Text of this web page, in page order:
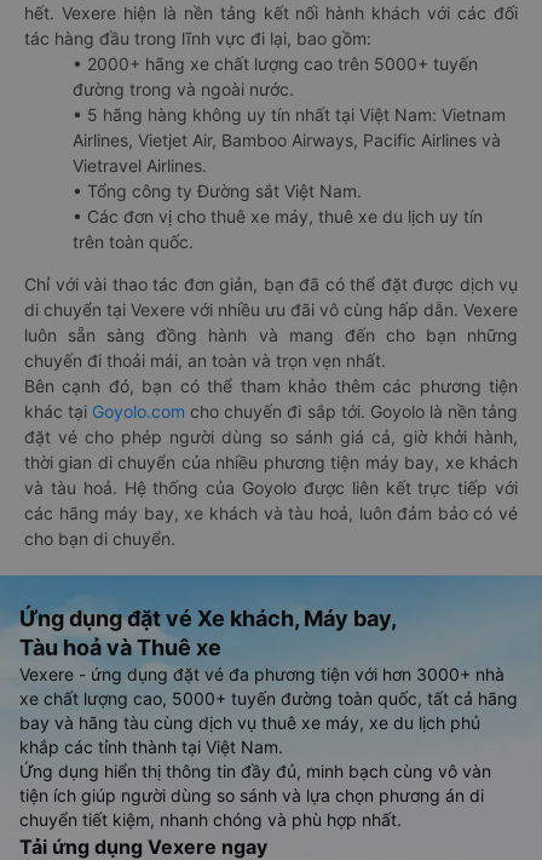
hết. Vexere hiện là nền tảng kết nối hành khách với các đối
tác hàng đầu trong lĩnh vực đi lại, bao gồm:
• 2000+ hãng xe chất lượng cao trên 5000+ tuyến
đường trong và ngoài nước.
• 5 hãng hàng không uy tín nhất tại Việt Nam: Vietnam
Airlines, Vietjet Air, Bamboo Airways, Pacific Airlines và
Vietravel Airlines.
• Tổng công ty Đường sắt Việt Nam.
• Các đơn vị cho thuê xe máy, thuê xe du lịch uy tín
trên toàn quốc.
Chỉ với vài thao tác đơn giản, bạn đã có thể đặt được dịch vụ
di chuyển tại Vexere với nhiều ưu đãi vô cùng hấp dẫn. Vexere
luôn sẵn sàng đồng hành và mang đến cho bạn những
chuyến đi thoải mái, an toàn và trọn vẹn nhất.
Bên cạnh đó, bạn có thể tham khảo thêm các phương tiện
khác tại Goyolo.com cho chuyến đi sắp tới. Goyolo là nền tảng
đặt vé cho phép người dùng so sánh giá cả, giờ khởi hành,
thời gian di chuyển của nhiều phương tiện máy bay, xe khách
và tàu hoả. Hệ thống của Goyolo được liên kết trực tiếp với
các hãng máy bay, xe khách và tàu hoả, luôn đảm bảo có vé
cho bạn di chuyển.
Ứng dụng đặt vé Xe khách, Máy bay,
Tàu hoả và Thuê xe
Vexere - ứng dụng đặt vé đa phương tiện với hơn 3000+ nhà
xe chất lượng cao, 5000+ tuyến đường toàn quốc, tất cả hãng
bay và hãng tàu cùng dịch vụ thuê xe máy, xe du lịch phủ
khắp các tỉnh thành tại Việt Nam.
Ứng dụng hiển thị thông tin đầy đủ, minh bạch cùng vô vàn
tiện ích giúp người dùng so sánh và lựa chọn phương án di
chuyển tiết kiệm, nhanh chóng và phù hợp nhất.
Tải ứng dụng Vexere ngay